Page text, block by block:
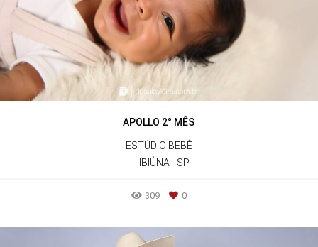
APOLLO 2° MÊS
ESTÚDIO BEBÊ
IBIÚNA - SP
309 0